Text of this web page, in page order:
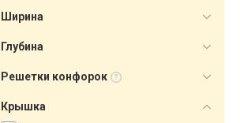
Ширина
Глубина
Решетки конфорок
Крышка